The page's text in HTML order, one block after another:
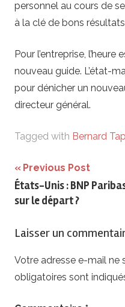
personnel au cours de
à la clé de bons
Pour l’entreprise, l’heure
nouveau guide. L’état-
pour dénicher un
directeur général.
Tagged with Bernard
Navigation
de
Previous Post
États-Unis : BNP
sur le départ ?
Laisser un
Votre adresse e-mail ne
obligatoires sont